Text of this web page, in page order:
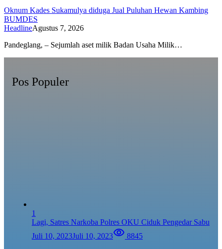
Oknum Kades Sukamulya diduga Jual Puluhan Hewan Kambing
BUMDES
HeadlineAgustus 7, 2026
Pandeglang, – Sejumlah aset milik Badan Usaha Milik…
Pos Populer
1
Lagi, Satres Narkoba Polres OKU Ciduk Pengedar Sabu
Juli 10, 2023Juli 10, 2023 8845